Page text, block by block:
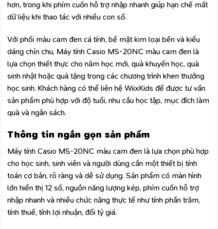
hơn, trong khi phím cuốn hỗ trợ nhập nhanh giúp hạn chế mất
dữ liệu khi thao tác với nhiều con số.
Với phối màu cam đen cá tính, bề mặt kim loại bền và kiểu
dáng chỉn chu, Máy tính Casio MS-20NC màu cam đen là
lựa chọn thiết thực cho năm học mới, quà khuyến học, quà
sinh nhật hoặc quà tặng trong các chương trình khen thưởng
học sinh. Khách hàng có thể liên hệ WiixKids để được tư vấn
sản phẩm phù hợp với độ tuổi, nhu cầu học tập, mục đích làm
quà và ngân sách.
Thông tin ngắn gọn sản phẩm
Máy tính Casio MS-20NC màu cam đen là lựa chọn phù hợp
cho học sinh, sinh viên và người dùng cần một thiết bị tính
toán cơ bản, rõ ràng và dễ sử dụng. Sản phẩm có màn hình
lớn hiển thị 12 số, nguồn năng lượng kép, phím cuốn hỗ trợ
nhập nhanh và nhiều chức năng thực tế như tính phần trăm,
tính thuế, tính lợi nhuận, đổi tỷ giá.